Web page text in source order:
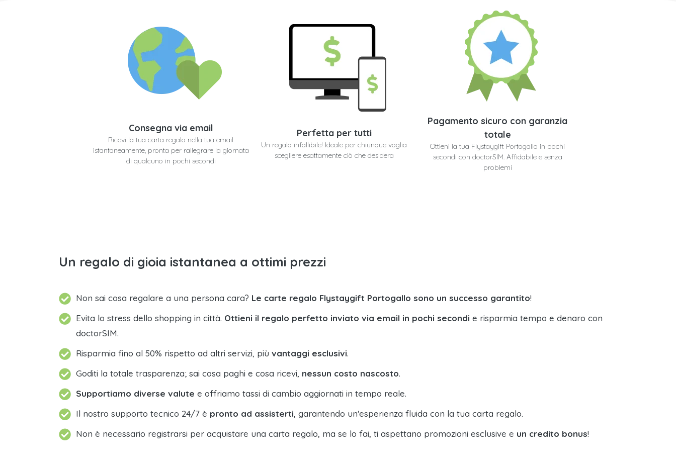
Consegna via email
Ricevi la tua carta regalo nella tua email
istantaneamente, pronta per rallegrare la giornata
di qualcuno in pochi secondi
Perfetta per tutti
Un regalo infallibile! Ideale per chiunque voglia
scegliere esattamente ciò che desidera
Pagamento sicuro con garanzia
totale
Ottieni la tua Flystaygift Portogallo in pochi
secondi con doctorSIM. Affidabile e senza
problemi
Un regalo di gioia istantanea a ottimi prezzi
Non sai cosa regalare a una persona cara? Le carte regalo Flystaygift Portogallo sono un successo garantito!
Evita lo stress dello shopping in città. Ottieni il regalo perfetto inviato via email in pochi secondi e risparmia tempo e denaro con
doctorSIM.
Risparmia fino al 50% rispetto ad altri servizi, più vantaggi esclusivi.
Goditi la totale trasparenza; sai cosa paghi e cosa ricevi, nessun costo nascosto.
Supportiamo diverse valute e offriamo tassi di cambio aggiornati in tempo reale.
Il nostro supporto tecnico 24/7 è pronto ad assisterti, garantendo un'esperienza fluida con la tua carta regalo.
Non è necessario registrarsi per acquistare una carta regalo, ma se lo fai, ti aspettano promozioni esclusive e un credito bonus!